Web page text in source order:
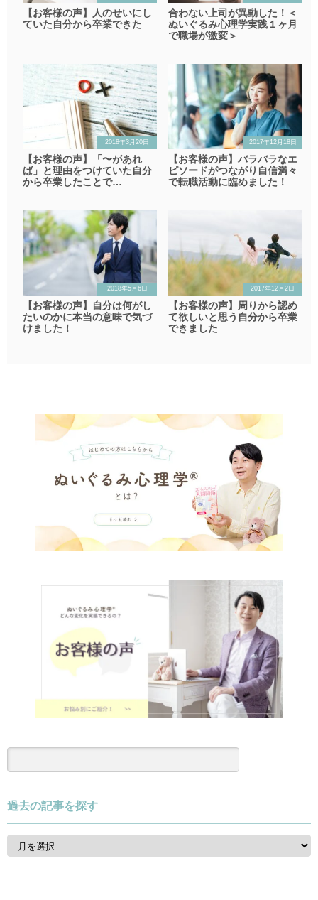
【お客様の声】人のせいにし
ていた自分から卒業できた
合わない上司が異動した！＜
ぬいぐるみ心理学実践１ヶ月
で職場が激変＞
2018年3月20日
【お客様の声】「〜があれ
ば」と理由をつけていた自分
から卒業したことで…
2017年12月18日
【お客様の声】バラバラなエ
ピソードがつながり自信満々
で転職活動に臨めました！
2018年5月6日
【お客様の声】自分は何がし
たいのかに本当の意味で気づ
けました！
2017年12月2日
【お客様の声】周りから認め
て欲しいと思う自分から卒業
できました
過去の記事を探す
過